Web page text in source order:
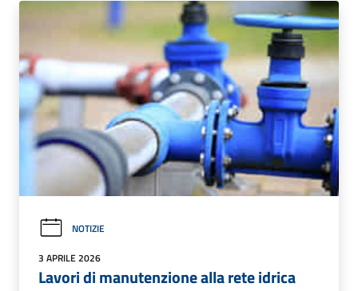
NOTIZIE
3 APRILE 2026
Lavori di manutenzione alla rete idrica